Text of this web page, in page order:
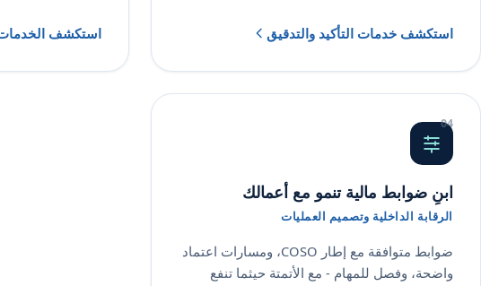
استكشف خدمات التأكيد والتدقيق استكشف الخدمات
ابنِ ضوابط مالية تنمو مع أعمالك
الرقابة الداخلية وتصميم العمليات
ضوابط متوافقة مع إطار COSO، ومسارات اعتماد
واضحة، وفصل للمهام - مع الأتمتة حيثما تنفع